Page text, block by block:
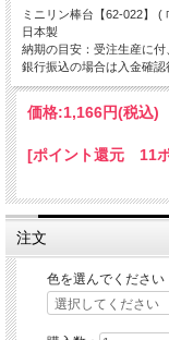
ミニリン棒台【62-022】 (
日本製
納期の目安：受注生産に付
銀行振込の場合は入金確認
価格:1,166円(税込)
[ポイント還元 11
注文
色を選んでください